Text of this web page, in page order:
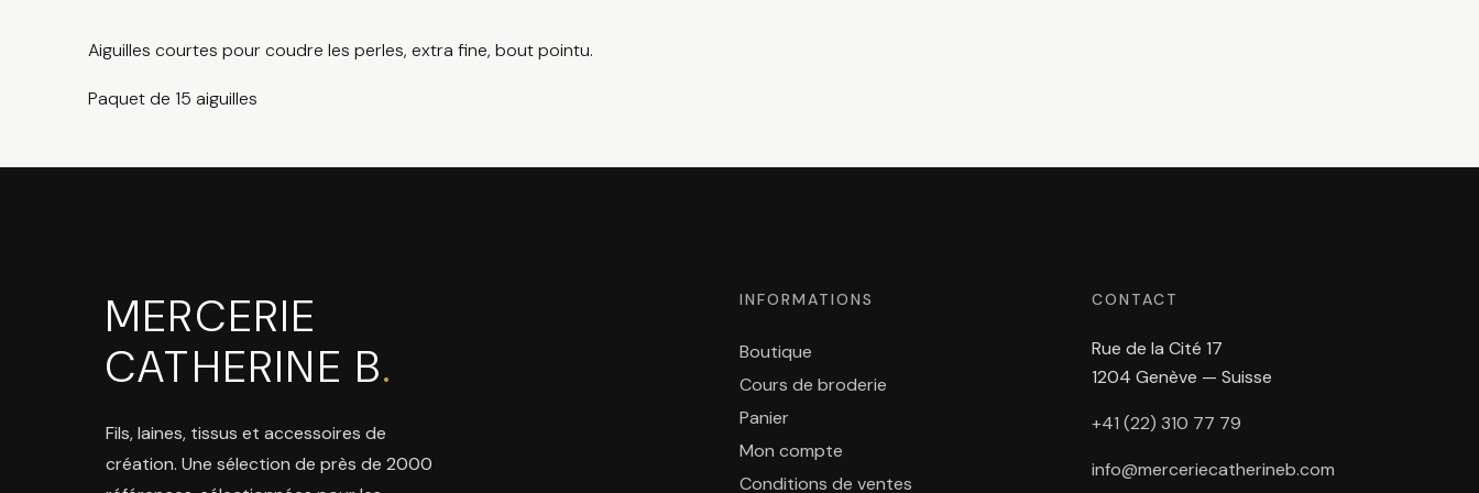
Aiguilles courtes pour coudre les perles, extra fine, bout pointu.
Paquet de 15 aiguilles
MERCERIE
CATHERINE B.
Fils, laines, tissus et accessoires de
création. Une sélection de près de 2000
INFORMATIONS
Boutique
Cours de broderie
Panier
Mon compte
Conditions de ventes
CONTACT
Rue de la Cité 17
1204 Genève — Suisse
+41 (22) 310 77 79
info@merceriecatherineb.com